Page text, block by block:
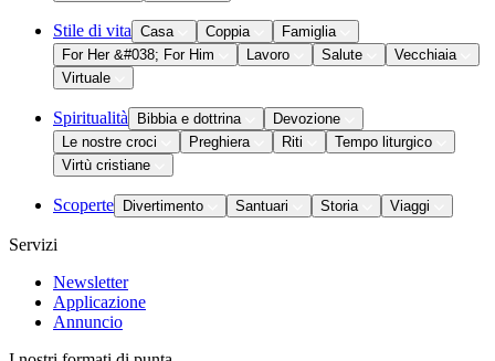
Stile di vita Casa Coppia
Famiglia
For Her &#038; For Him
Lavoro Salute
Vecchiaia
Virtuale
Spiritualità Bibbia e dottrina
Devozione
Le nostre croci
Preghiera Riti
Tempo liturgico
Virtù cristiane
Scoperte Divertimento Santuari Storia Viaggi
Servizi
Newsletter
Applicazione
Annuncio